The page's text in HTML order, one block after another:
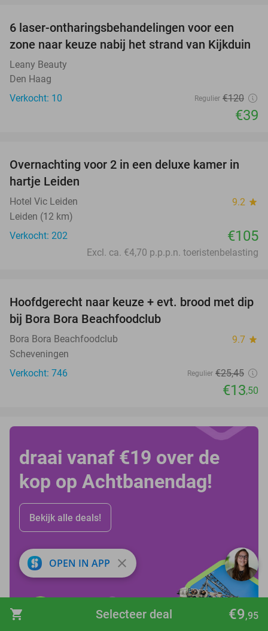
shopping_cart €9,95
Selecteer deal
68%
6 laser-ontharingsbehandelingen voor een
zone naar keuze nabij het strand van Kijkduin
Leany Beauty
Den Haag
Verkocht: 10
Regulier €120
€39
Overnachting voor 2 in een deluxe kamer in
hartje Leiden
Hotel Vic Leiden 9.2 star
Leiden (12 km)
Verkocht: 202
€105
Excl. ca. €4,70 p.p.p.n. toeristenbelasting
47%
Hoofdgerecht naar keuze + evt. brood met dip
bij Bora Bora Beachfoodclub
Bora Bora Beachfoodclub 9.7 star
Scheveningen
Verkocht: 746
Regulier €25,45
€13,50
draai vanaf €19 over de
kop op Achtbanendag!
Bekijk alle deals!
OPEN IN APP close